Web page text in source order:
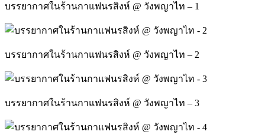
บรรยากาศในร้านกาแฟนรสิงห์ @ วังพญาไท – 1
บรรยากาศในร้านกาแฟนรสิงห์ @ วังพญาไท – 2
บรรยากาศในร้านกาแฟนรสิงห์ @ วังพญาไท – 3